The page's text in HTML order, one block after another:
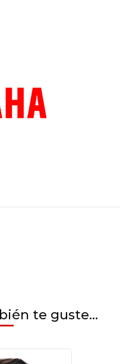
te guste...